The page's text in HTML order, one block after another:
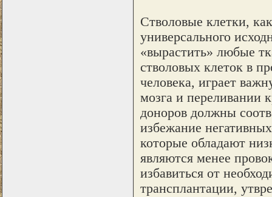
Стволовые клетки,
универсального
«вырастить» любые
стволовых клеток в
человека, играет
мозга и переливании
доноров должны
избежание
которые обладают
являются менее
избавиться от
трансплантации,